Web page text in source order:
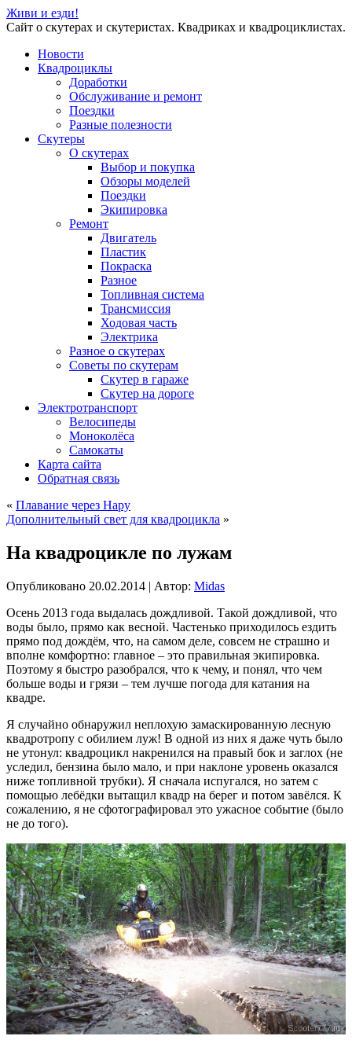
Живи и езди!
Сайт о скутерах и скутеристах. Квадриках и квадроциклистах.
Новости
Квадроциклы
Доработки
Обслуживание и ремонт
Поездки
Разные полезности
Скутеры
О скутерах
Выбор и покупка
Обзоры моделей
Поездки
Экипировка
Ремонт
Двигатель
Пластик
Покраска
Разное
Топливная система
Трансмиссия
Ходовая часть
Электрика
Разное о скутерах
Советы по скутерам
Скутер в гараже
Скутер на дороге
Электротранспорт
Велосипеды
Моноколёса
Самокаты
Карта сайта
Обратная связь
« Плавание через Нару
Дополнительный свет для квадроцикла »
На квадроцикле по лужам
Опубликовано 20.02.2014 | Автор: Midas
Осень 2013 года выдалась дождливой. Такой дождливой, что
воды было, прямо как весной. Частенько приходилось ездить
прямо под дождём, что, на самом деле, совсем не страшно и
вполне комфортно: главное – это правильная экипировка.
Поэтому я быстро разобрался, что к чему, и понял, что чем
больше воды и грязи – тем лучше погода для катания на
квадре.
Я случайно обнаружил неплохую замаскированную лесную
квадротропу с обилием луж! В одной из них я даже чуть было
не утонул: квадроцикл накренился на правый бок и заглох (не
уследил, бензина было мало, и при наклоне уровень оказался
ниже топливной трубки). Я сначала испугался, но затем с
помощью лебёдки вытащил квадр на берег и потом завёлся. К
сожалению, я не сфотографировал это ужасное событие (было
не до того).